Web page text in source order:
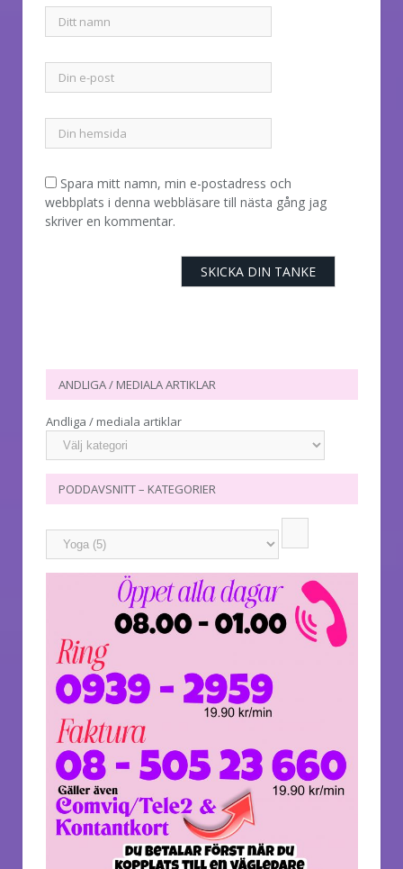
Spara mitt namn, min e-postadress och
webbplats i denna webbläsare till nästa gång jag
skriver en kommentar.
ANDLIGA / MEDIALA ARTIKLAR
Andliga / mediala artiklar
PODDAVSNITT – KATEGORIER